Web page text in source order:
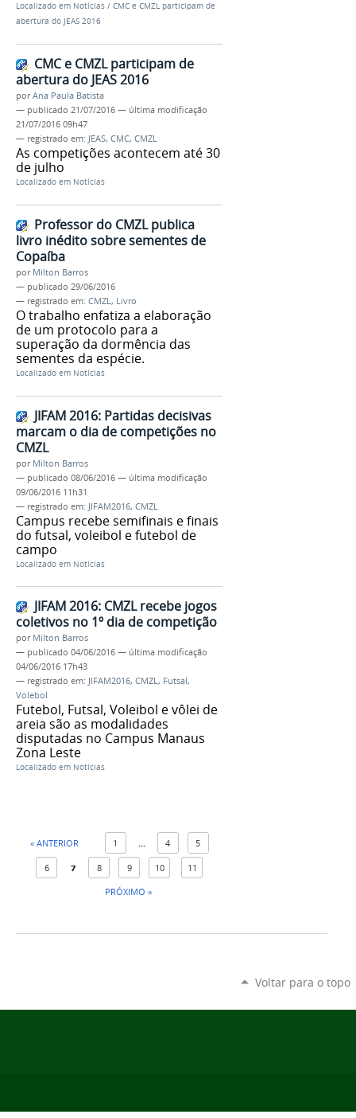
Localizado em Notícias / CMC e CMZL participam de
abertura do JEAS 2016
CMC e CMZL participam de
abertura do JEAS 2016
porAna Paula Batista
— publicado 21/07/2016 — última modificação
21/07/2016 09h47
— registrado em: JEAS, CMC, CMZL
As competições acontecem até 30
de julho
Localizado em Notícias
Professor do CMZL publica
livro inédito sobre sementes de
Copaíba
por Milton Barros
— publicado 29/06/2016
— registrado em: CMZL, Livro
O trabalho enfatiza a elaboração
de um protocolo para a
superação da dormência das
sementes da espécie.
Localizado em Notícias
JIFAM 2016: Partidas decisivas
marcam o dia de competições no
CMZL
por Milton Barros
— publicado 08/06/2016 — última modificação
09/06/2016 11h31
— registrado em: JIFAM2016, CMZL
Campus recebe semifinais e finais
do futsal, voleibol e futebol de
campo
Localizado em Notícias
JIFAM 2016: CMZL recebe jogos
coletivos no 1º dia de competição
por Milton Barros
— publicado 04/06/2016 — última modificação
04/06/2016 17h43
— registrado em: JIFAM2016, CMZL, Futsal,
Volebol
Futebol, Futsal, Voleibol e vôlei de
areia são as modalidades
disputadas no Campus Manaus
Zona Leste
Localizado em Notícias
« ANTERIOR 1 ... 4 5
6 7 8 9 10
11
PRÓXIMO »
Voltar para o topo